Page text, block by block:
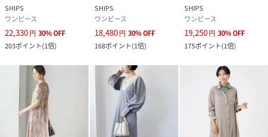
SHIPS
ワンピース
22,330円 30%OFF
203ポイント(1倍)
SHIPS
ワンピース
18,480円 30%OFF
168ポイント(1倍)
SHIPS
ワンピース
19,250円 30%OFF
175ポイント(1倍)